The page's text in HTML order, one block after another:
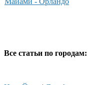
Все статьи по городам: